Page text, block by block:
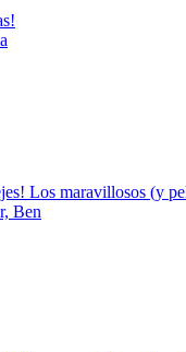
Los maravillosos (y
Ben